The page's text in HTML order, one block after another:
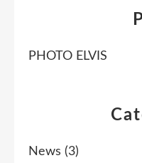
News (3)
PHOTO ELVIS